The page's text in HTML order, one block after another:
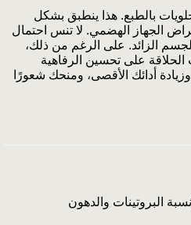
بالطبع. هذا ينطبق بشكل
الجهاز الهضمي. لا تنس احتمال
الزائد. على الرغم من ذلك،
على تحسين الرفاهية
وزيادة أدائك الأقصى، ومنحك شعورًا
البروتينات والدهون